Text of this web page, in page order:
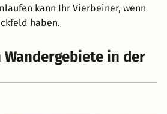
kann Ihr Vierbeiner, wenn
haben.
in der